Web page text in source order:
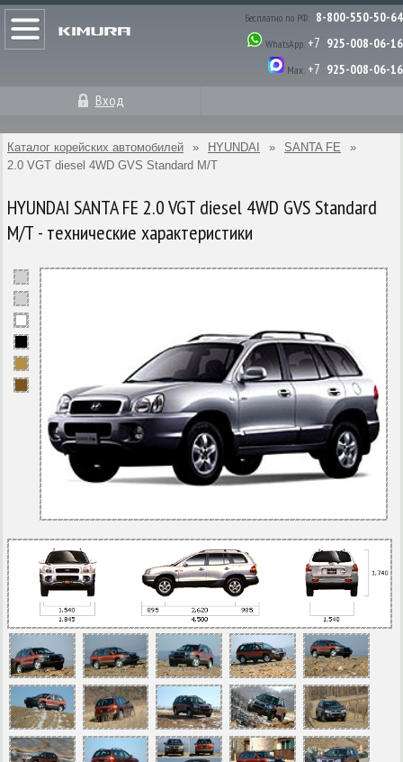
Бесплатно по РФ: 8-800-550-50-64
WhatsApp: +7 925-008-06-16
Max: +7 925-008-06-16
Вход
Каталог корейских автомобилей » HYUNDAI » SANTA FE
»
2.0 VGT diesel 4WD GVS Standard M/T
HYUNDAI SANTA FE 2.0 VGT diesel 4WD GVS Standard
M/T - технические характеристики